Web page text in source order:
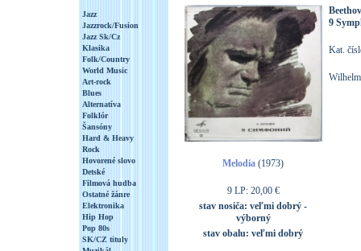
Jazz
Jazzrock/Fusion
Jazz Sk/Cz
Klasika
Folk/Country
World Music
Art-rock
Blues
Alternatíva
Folklór
Šansóny
Hard & Heavy
Rock
Hovorené slovo
Detské
Filmová hudba
Ostatné žánre
Elektronika
Hip Hop
Pop 80s
SK/CZ tituly
Melodia (1973)
9 LP: 20,00 €
stav nosiča: veľmi dobrý -
výborný
stav obalu: veľmi dobrý
9
Kat.